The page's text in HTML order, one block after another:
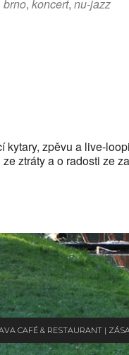
brno, koncert, nu-jazz
zpěvu a live-
ztráty a o radosti ze
CAFÉ & RESTAURANT |